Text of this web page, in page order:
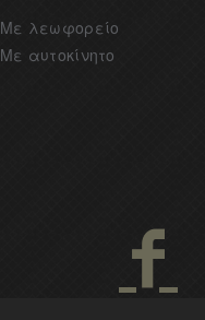
Με λεωφορείο
Με αυτοκίνητο